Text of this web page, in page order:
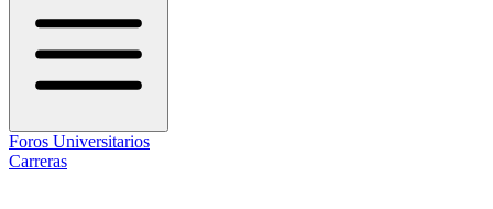
Foros Universitarios
Carreras